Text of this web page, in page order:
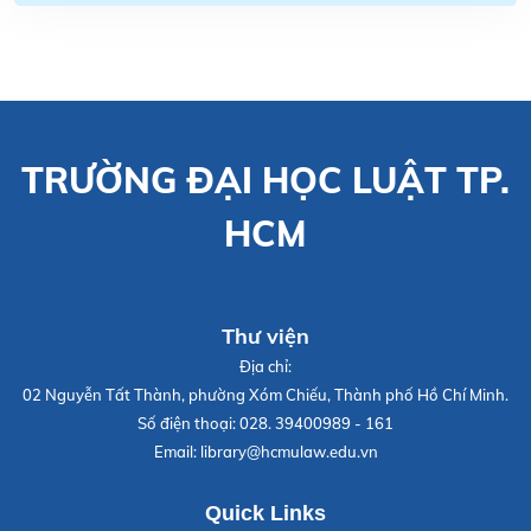
TRƯỜNG ĐẠI HỌC LUẬT TP.
HCM
Thư viện
Địa chỉ:
02 Nguyễn Tất Thành, phường Xóm Chiếu, Thành phố Hồ Chí Minh.
Số điện thoại:028. 39400989 - 161
Email: library@hcmulaw.edu.vn
Quick Links